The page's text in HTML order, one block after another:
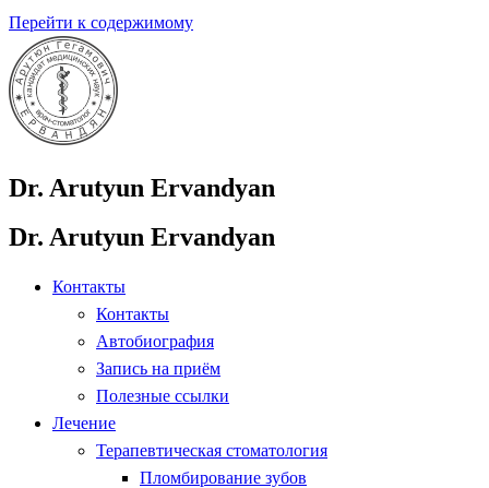
Перейти к содержимому
Dr. Arutyun Ervandyan
Dr. Arutyun Ervandyan
Контакты
Контакты
Автобиография
Запись на приём
Полезные ссылки
Лечение
Терапевтическая стоматология
Пломбирование зубов